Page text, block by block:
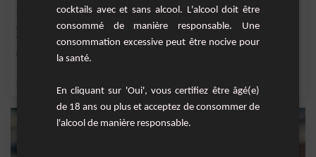
Découvrez le charme rustique du sirop de demerara fait maison, un
cocktails avec et sans alcool. L'alcool doit être
consommé de manière responsable. Une
consommation excessive peut être nocive pour
la santé.
En cliquant sur 'Oui', vous certifiez être âgé(e)
de 18 ans ou plus et acceptez de consommer de
l'alcool de manière responsable.